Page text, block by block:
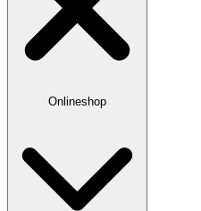
Onlineshop